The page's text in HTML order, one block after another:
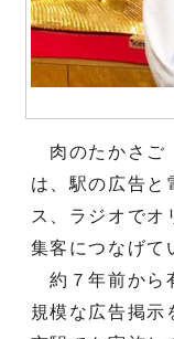
肉のたかさご
は、駅の広告と
ス、ラジオでオ
集客につなげて
約７年前から
規模な広告掲示